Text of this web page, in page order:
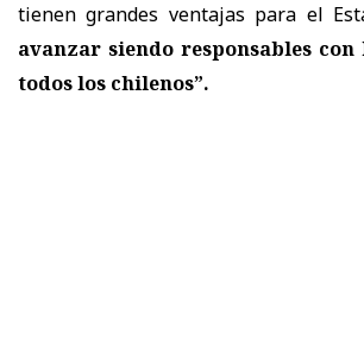
tienen grandes ventajas para el
avanzar siendo responsables con
todos los chilenos”.